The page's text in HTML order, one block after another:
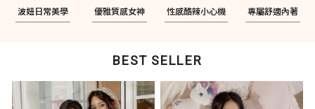
波妞日常美學 優雅質感女神 性感酷辣小心機 專屬舒適內著
BEST SELLER